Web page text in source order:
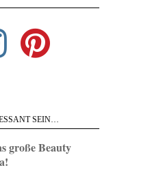
SEIN…
große Beauty